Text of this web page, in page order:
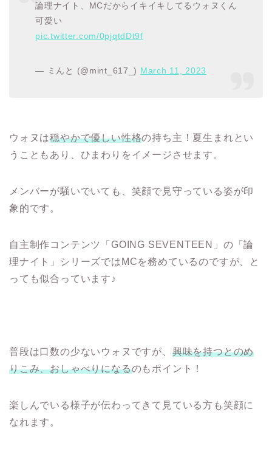
論理ナイト、MCだからイキイキしてるウォヌくん
可愛い
pic.twitter.com/0pjqtdDt9f
— ミんと (@mint_617_) March 11, 2023
ウォヌは穏やかで優しい性格の持ち主！夏生まれとい
うこともあり、ひまわりをイメージさせます。
メンバーが騒いでいても、笑顔で見守っている姿が印
象的です。
自主制作コンテンツ「GOING SEVENTEEN」の「論
理ナイト」シリーズではMCを務めているのですが、と
っても似合っています♪
普段は口数の少ないウォヌですが、 興味を持つとのめ
りこみ、おしゃべりになるのもポイント！
楽しんでいる様子が伝わってきて見ている方も笑顔に
なれます。